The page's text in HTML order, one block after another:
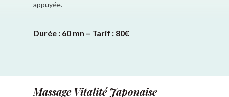
appuyée.
Durée : 60 mn – Tarif : 80€
Massage Vitalité Japonaise